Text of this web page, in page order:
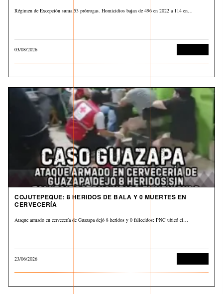
Régimen de Excepción suma 53 prórrogas. Homicidios bajan de 496 en 2022 a 114 en…
03/08/2026
COJUTEPEQUE: 8 HERIDOS DE BALA Y 0 MUERTES EN
CERVECERÍA
Ataque armado en cervecería de Guazapa dejó 8 heridos y 0 fallecidos; PNC ubicó el…
23/06/2026